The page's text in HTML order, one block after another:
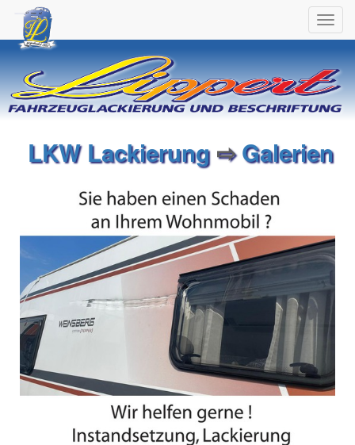
LKW Lackierung⇨Galerien